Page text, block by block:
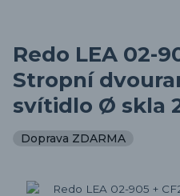
Redo LEA 02-
Stropní
svítidlo Ø skla
Doprava ZDARMA